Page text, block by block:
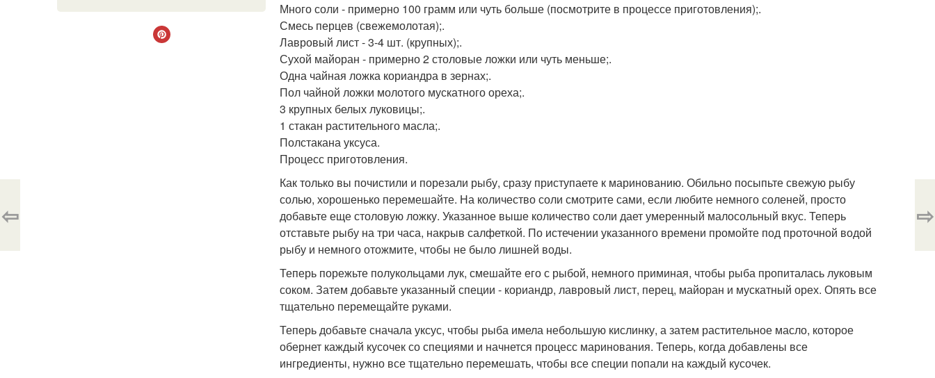
Много соли - примерно 100 грамм или чуть больше (посмотрите в процессе приготовления);.
Смесь перцев (свежемолотая);.
Лавровый лист - 3-4 шт. (крупных);.
Сухой майоран - примерно 2 столовые ложки или чуть меньше;.
Одна чайная ложка кориандра в зернах;.
Пол чайной ложки молотого мускатного ореха;.
3 крупных белых луковицы;.
1 стакан растительного масла;.
Полстакана уксуса.
Процесс приготовления.
Как только вы почистили и порезали рыбу, сразу приступаете к маринованию. Обильно посыпьте свежую рыбу
солью, хорошенько перемешайте. На количество соли смотрите сами, если любите немного соленей, просто
добавьте еще столовую ложку. Указанное выше количество соли дает умеренный малосольный вкус. Теперь
отставьте рыбу на три часа, накрыв салфеткой. По истечении указанного времени промойте под проточной водой
рыбу и немного отожмите, чтобы не было лишней воды.
Теперь порежьте полукольцами лук, смешайте его с рыбой, немного приминая, чтобы рыба пропиталась луковым
соком. Затем добавьте указанный специи - кориандр, лавровый лист, перец, майоран и мускатный орех. Опять все
тщательно перемещайте руками.
Теперь добавьте сначала уксус, чтобы рыба имела небольшую кислинку, а затем растительное масло, которое
обернет каждый кусочек со специями и начнется процесс маринования. Теперь, когда добавлены все
ингредиенты, нужно все тщательно перемешать, чтобы все специи попали на каждый кусочек.
⇦ ⇨